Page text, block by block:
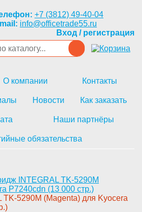
+7 (3812) 49-40-04
info@officetrade55.ru
Вход / регистрация
О компании Контакты
Новости Как заказать
Наши партнёры
обязательства
TK-5290M (Magenta) для ­Kyocera